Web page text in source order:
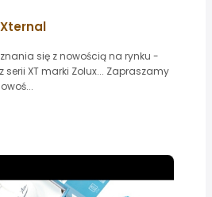
się z nowością na rynku -
serii XT marki Zolux... Zapraszamy